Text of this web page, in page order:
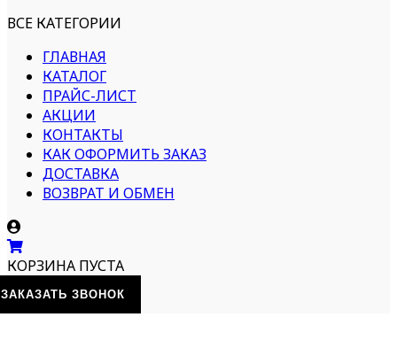
ВСЕ КАТЕГОРИИ
ГЛАВНАЯ
КАТАЛОГ
ПРАЙС-ЛИСТ
АКЦИИ
КОНТАКТЫ
КАК ОФОРМИТЬ ЗАКАЗ
ДОСТАВКА
ВОЗВРАТ И ОБМЕН
КОРЗИНА ПУСТА
ЗАКАЗАТЬ ЗВОНОК